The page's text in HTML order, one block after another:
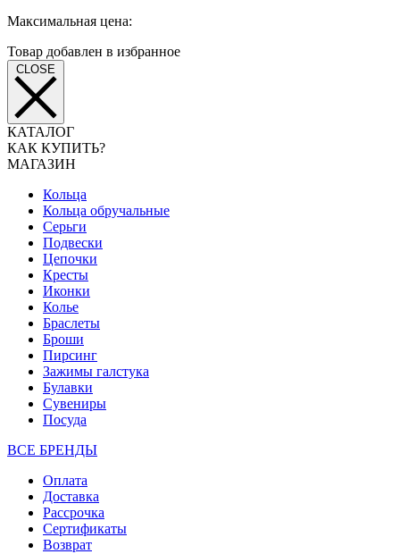
Максимальная цена:
Товар добавлен в избранное
CLOSE
КАТАЛОГ
КАК КУПИТЬ?
МАГАЗИН
Кольца
Кольца обручальные
Серьги
Подвески
Цепочки
Кресты
Иконки
Колье
Браслеты
Броши
Пирсинг
Зажимы галстука
Булавки
Сувениры
Посуда
ВСЕ БРЕНДЫ
Оплата
Доставка
Рассрочка
Сертификаты
Возврат